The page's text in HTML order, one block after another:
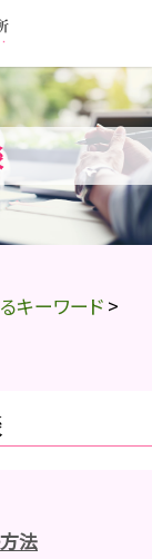
キーワード >
法